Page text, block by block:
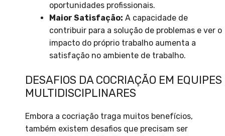
oportunidades profissionais.
Maior Satisfação: A capacidade de
contribuir para a solução de problemas e ver o
impacto do próprio trabalho aumenta a
satisfação no ambiente de trabalho.
DESAFIOS DA COCRIAÇÃO EM EQUIPES
MULTIDISCIPLINARES
Embora a cocriação traga muitos benefícios,
também existem desafios que precisam ser